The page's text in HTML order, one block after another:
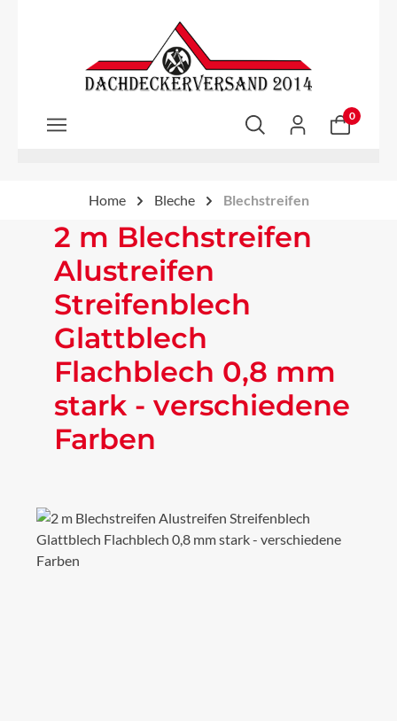
Zum Hauptinhalt springen
0
Home Bleche Blechstreifen
2 m Blechstreifen
Alustreifen
Streifenblech
Glattblech
Flachblech 0,8 mm
stark - verschiedene
Farben
Bildergalerie überspringen